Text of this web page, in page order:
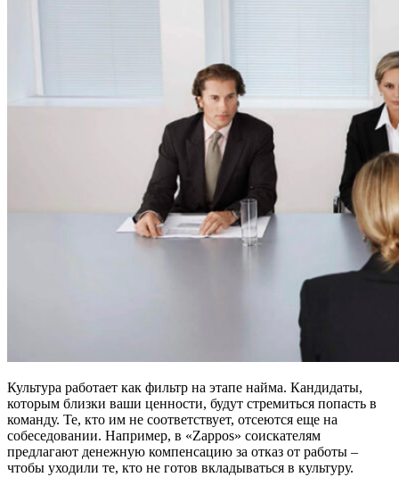
Культура работает как фильтр на этапе найма. Кандидаты,
которым близки ваши ценности, будут стремиться попасть в
команду. Те, кто им не соответствует, отсеются еще на
собеседовании. Например, в «Zappos» соискателям
предлагают денежную компенсацию за отказ от работы –
чтобы уходили те, кто не готов вкладываться в культуру.